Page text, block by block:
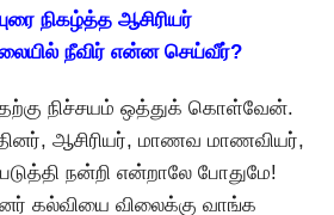
நிகழ்த்த ஆசிரியர்
நீவிர் என்ன செய்வீர்?
நிச்சயம் ஒத்துக் கொள்வேன்.
ஆசிரியர், மாணவ மாணவியர்,
நன்றி என்றாலே போதுமே!
கல்வியை விலைக்கு வாங்க